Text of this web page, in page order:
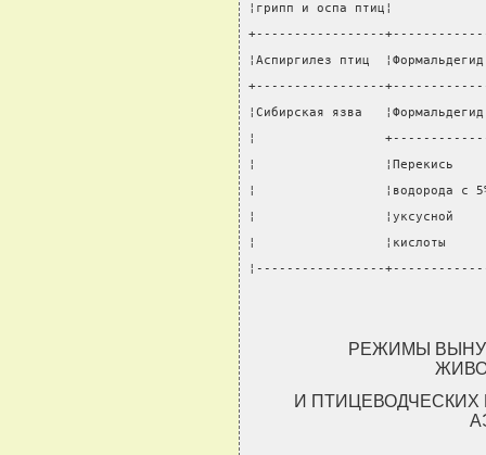
¦грипп и оспа птиц¦
+-----------------
¦Аспиргилез птиц
+-----------------
¦Сибирская язва
¦                 +-------------
¦                 ¦Перекись
¦                 ¦водорода
¦
¦                 ¦кислоты
¦-----------------
РЕЖИМЫ
И